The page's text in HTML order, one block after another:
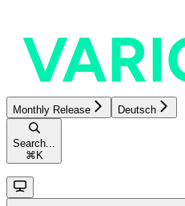
Monthly Release Deutsch
Search...
⌘ K